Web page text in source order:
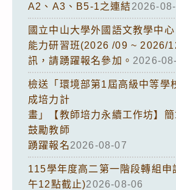
A2、A3、B5-1之連結2026-
國立中山大學外國語文教學中
能力研習班(2026 /09 ~ 2026/
訊，請踴躍報名參加。 2026-
檢送「環境部第1屆高級中等學
成培力計
畫」【教師培力永續工作坊】
鼓勵教師
踴躍報名2026-08-07
115學年度高二第一階段轉組申
午12點截止)2026-08-06